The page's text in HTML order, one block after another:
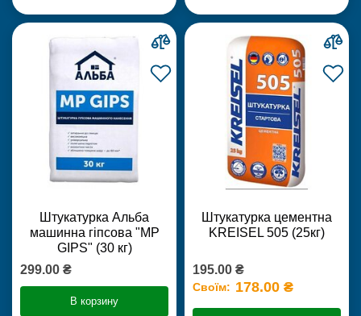
Штукатурка Альба
машинна гіпсова "MP
GIPS" (30 кг)
299.00 ₴
В корзину
Штукатурка цементна
KREISEL 505 (25кг)
195.00 ₴
Своїм: 178.00 ₴